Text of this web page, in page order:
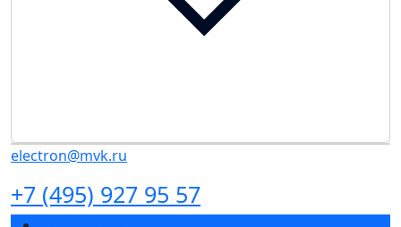
electron@mvk.ru
+7 (495) 927 95 57